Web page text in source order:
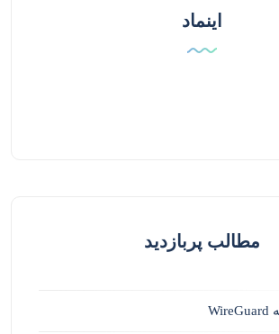
اینماد
مطالب پربازدید